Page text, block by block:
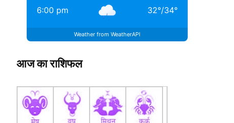
6:00 pm 32°/34°
Weather from WeatherAPI
आज का राशिफल